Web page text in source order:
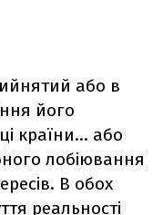
або в
його
країни... або
лобіювання
В обох
реальності